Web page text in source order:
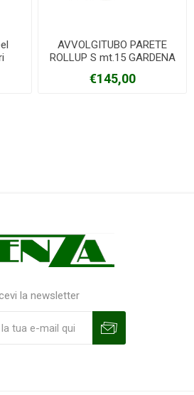
AVVOLGITUBO PARETE
ROLLUP S mt.15 GARDENA
€145,00
la newsletter